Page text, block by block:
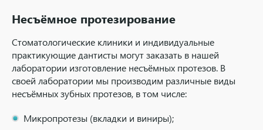
Несъёмное протезирование
Стоматологические клиники и индивидуальные
практикующие дантисты могут заказать в нашей
лаборатории изготовление несъёмных протезов. В
своей лаборатории мы производим различные виды
несъёмных зубных протезов, в том числе:
Микропротезы (вкладки и виниры);